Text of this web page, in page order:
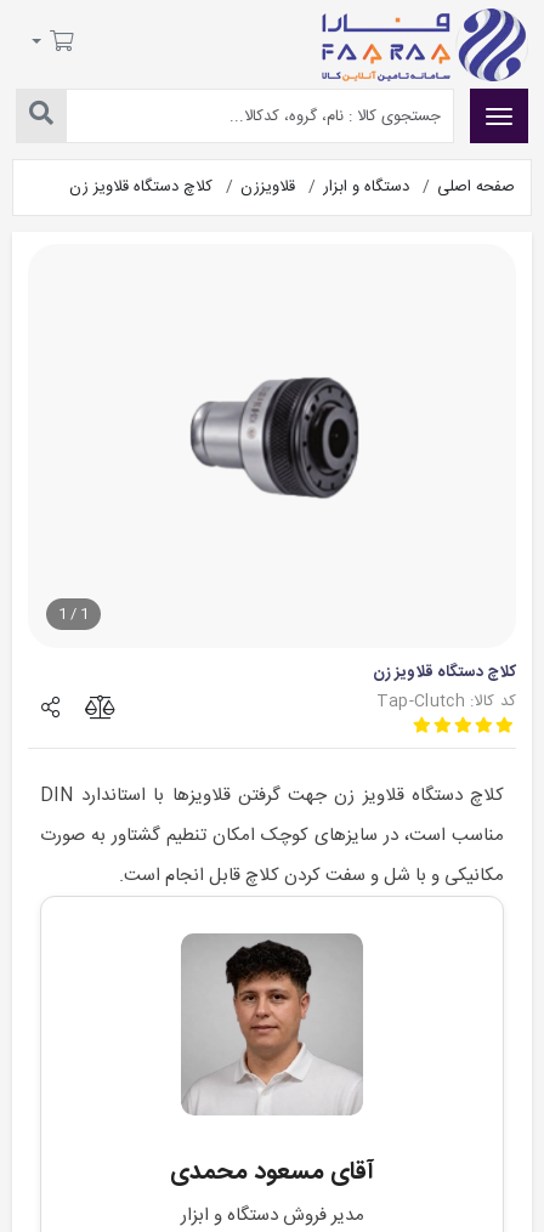
صفحه اصلی دستگاه و ابزار قلاویززن کلاچ دستگاه قلاویز زن
1
/
1
کلاچ دستگاه قلاویز زن
کد کالا: Tap-Clutch
کلاچ دستگاه قلاویز زن جهت گرفتن قلاویزها با استاندارد DIN
مناسب است، در سایزهای کوچک امکان تنطیم گشتاور به صورت
مکانیکی و با شل و سفت کردن کلاچ قابل انجام است.
آقای مسعود محمدی
مدیر فروش دستگاه و ابزار